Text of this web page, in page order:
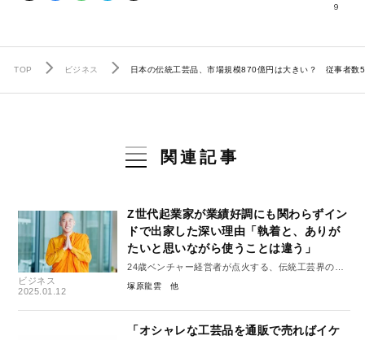
9
TOP ビジネス 日本の伝統工芸品、市場規模870億円は大きい？ 従事者数
関連記事
ビジネス
2025.01.12
Z世代起業家が業績好調にも関わらずイン
ドで出家した深い理由「執着と、ありが
たいと思いながら使うことは違う」
24歳ベンチャー経営者が点火する、伝統工芸界の新
しいムーブメント 第2回
塚原龍雲
「オシャレな工芸品を通販で売ればイケ